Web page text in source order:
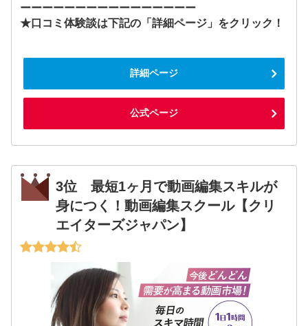
ーーーーーーーーーーーーーーーー
★口コミ体験談は下記の「詳細ページ」をクリック！
詳細ページ
公式ページ
3位 最短1ヶ月で動画編集スキルが
身につく！動画編集スクール【クリ
エイターズジャパン】